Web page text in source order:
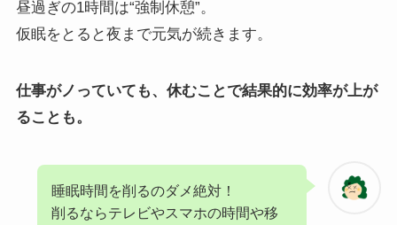
昼過ぎの1時間は“強制休憩”。
仮眠をとると夜まで元気が続きます。
仕事がノっていても、休むことで結果的に効率が上が
ることも。
睡眠時間を削るのダメ絶対！
削るならテレビやスマホの時間や移